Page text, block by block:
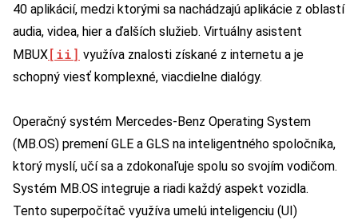
40 aplikácií, medzi ktorými sa nachádzajú aplikácie z oblastí
audia, videa, hier a ďalších služieb. Virtuálny asistent
MBUX[ii] využíva znalosti získané z internetu a je
schopný viesť komplexné, viacdielne dialógy.
Operačný systém Mercedes-Benz Operating System
(MB.OS) premení GLE a GLS na inteligentného spoločníka,
ktorý myslí, učí sa a zdokonaľuje spolu so svojím vodičom.
Systém MB.OS integruje a riadi každý aspekt vozidla.
Tento superpočítač využíva umelú inteligenciu (UI)